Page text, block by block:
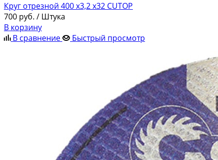
Круг отрезной 400 х3,2 х32 CUTOP
700 руб. / Штука
В корзину
В сравнение
Быстрый просмотр